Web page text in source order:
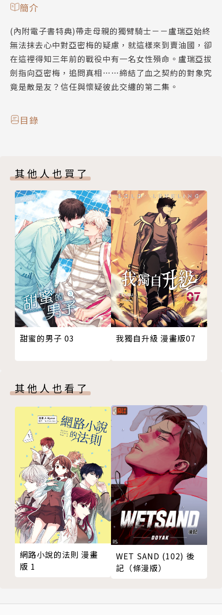
簡介
(內附電子書特典)帶走母親的獨臂騎士－－盧瑞亞始終
無法抹去心中對亞密梅的疑慮，就這樣來到賣油國，卻
在這裡得知三年前的戰役中有一名女性殞命。盧瑞亞拔
劍指向亞密梅，追問真相……締結了血之契約的對象究
竟是敵是友？信任與懷疑彼此交纏的第二集。
目錄
其他人也買了
甜蜜的男子 03 我獨自升級 漫畫版07
其他人也看了
網路小說的法則 漫畫
版 1
WET SAND (102) 後
記（條漫版）